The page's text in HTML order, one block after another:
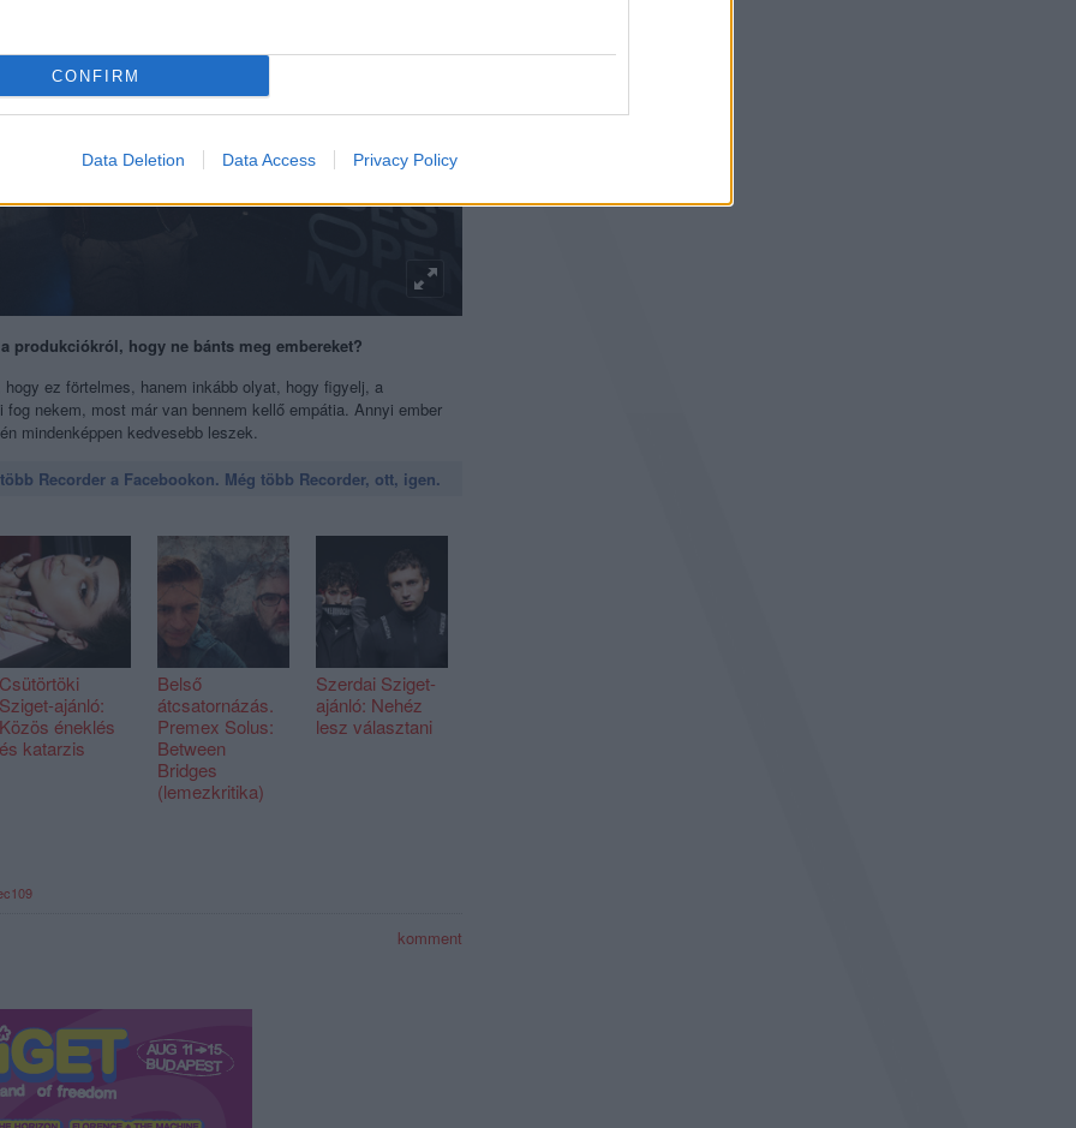
CONFIRM
Data Deletion Data Access Privacy Policy
produkciókról, hogy ne bánts meg embereket?
ez förtelmes, hanem inkább olyat, hogy figyelj, a
nekem, most már van bennem kellő empátia. Annyi ember
mindenképpen kedvesebb leszek.
Recorder a Facebookon. Még több Recorder, ott, igen.
Csütörtöki
Sziget-ajánló:
Közös éneklés
és katarzis
Belső
átcsatornázás.
Premex Solus:
Between
Bridges
(lemezkritika)
Szerdai Sziget-
ajánló: Nehéz
lesz választani
komment